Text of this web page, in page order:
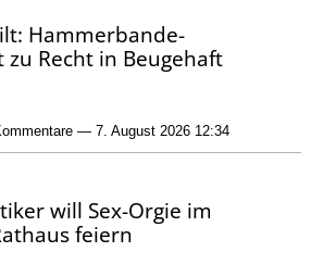
Hammerbande-
Recht in Beugehaft
— 7. August 2026 12:34
will Sex-Orgie im
feiern